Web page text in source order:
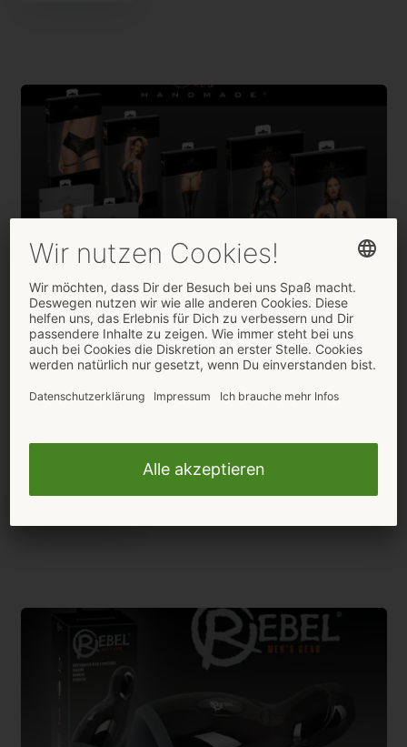
Exklusiv beim ORION Großhandel:
Neue Outfits von „Noir Handmade“
Handmade“ exklusiv über den ORION Großhandel...